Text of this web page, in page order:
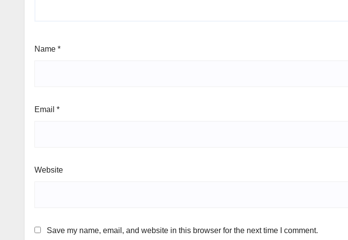
Name *
Email *
Website
Save my name, email, and website in this browser for the next time I comment.